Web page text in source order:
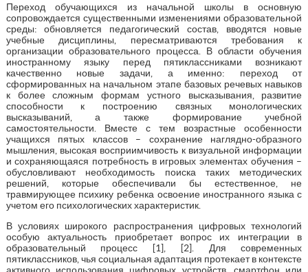
Переход обучающихся из начальной школы в основную
сопровождается существенными изменениями образовательной
среды: обновляется педагогический состав, вводятся новые
учебные дисциплины, пересматриваются требования к
организации образовательного процесса. В области обучения
иностранному языку перед пятиклассниками возникают
качественно новые задачи, а именно: переход от
сформированных на начальном этапе базовых речевых навыков
к более сложным формам устного высказывания, развитие
способности к построению связных монологических
высказываний, а также формирование учебной
самостоятельности. Вместе с тем возрастные особенности
учащихся пятых классов – сохранение наглядно-образного
мышления, высокая восприимчивость к визуальной информации
и сохраняющаяся потребность в игровых элементах обучения –
обусловливают необходимость поиска таких методических
решений, которые обеспечивали бы естественное, не
травмирующее психику ребенка освоение иностранного языка с
учетом его психологических характеристик.
В условиях широкого распространения цифровых технологий
особую актуальность приобретает вопрос их интеграции в
образовательный процесс [1], [2]. Для современных
пятиклассников, чья социальная адаптация протекает в контексте
активного использования цифровых устройств, смартфон или